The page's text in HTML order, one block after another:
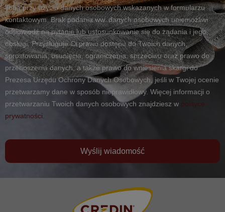
Tobą przy użyciu danych osobowych wskazanych w formularzu
kontaktowym. Brak podania ww. danych osobowych uniemożliwi
odpowiedź na pytanie lub ustosunkowanie się do żądania i jego
obsługi. Przysługuje Ci prawo dostępu do Twoich danych,
sprostowania, usunięcia, ograniczenia, sprzeciwu oraz prawo do
przenoszenia danych, a także prawo do wniesienia skargi do
Prezesa Urzędu Ochrony Danych Osobowych, jeśli w Twojej ocenie
przetwarzamy dane w sposób nieprawidłowy. Więcej informacji o
przetwarzaniu Twoich danych osobowych znajdziesz w polityce
prywatności.
Wyślij wiadomość